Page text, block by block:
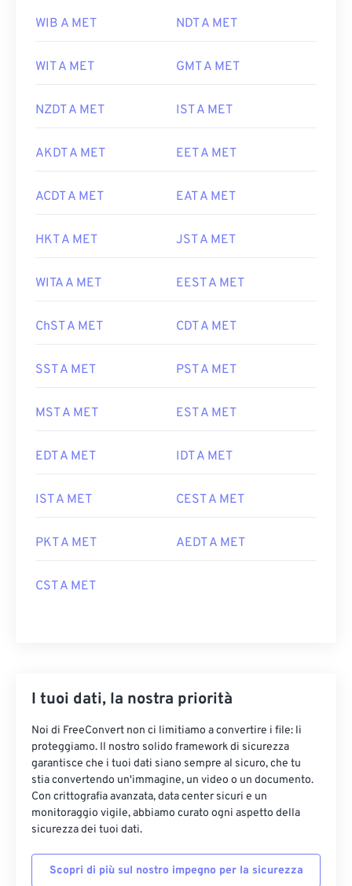
WIB A MET NDT A MET
WIT A MET GMT A MET
NZDT A MET IST A MET
AKDT A MET EET A MET
ACDT A MET EAT A MET
HKT A MET JST A MET
WITA A MET EEST A MET
ChST A MET CDT A MET
SST A MET PST A MET
MST A MET EST A MET
EDT A MET IDT A MET
IST A MET CEST A MET
PKT A MET AEDT A MET
CST A MET
I tuoi dati, la nostra priorità
Noi di FreeConvert non ci limitiamo a convertire i file: li
proteggiamo. Il nostro solido framework di sicurezza
garantisce che i tuoi dati siano sempre al sicuro, che tu
stia convertendo un'immagine, un video o un documento.
Con crittografia avanzata, data center sicuri e un
monitoraggio vigile, abbiamo curato ogni aspetto della
sicurezza dei tuoi dati.
Scopri di più sul nostro impegno per la sicurezza